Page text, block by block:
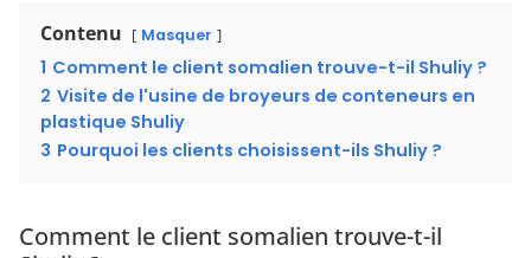
Contenu Masquer
1 Comment le client somalien trouve-t-il Shuliy ?
2 Visite de l'usine de broyeurs de conteneurs en
plastique Shuliy
3 Pourquoi les clients choisissent-ils Shuliy ?
Comment le client somalien trouve-t-il